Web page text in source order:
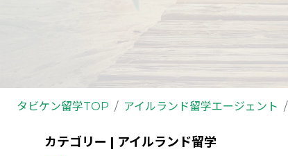
タビケン留学TOP アイルランド留学エージェント
カテゴリー | アイルランド留学